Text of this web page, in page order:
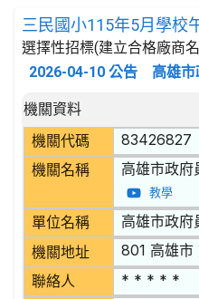
三民國小115年5月學校
選擇性招標(建立合格廠商
2026-04-10 公告 高雄
招標公告詳細內容
機關資料
機關代碼
83426827
機關名稱 高雄市政府
教學
單位名稱 高雄市政府
機關地址 801 高雄市
聯絡人 * * * * *